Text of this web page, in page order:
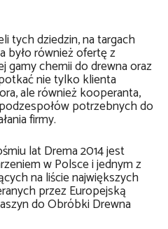
tych dziedzin, na targach
było również ofertę z
gamy chemii do drewna oraz
nie tylko klienta
ale również kooperanta,
potrzebnych do
firmy.
lat Drema 2014 jest
w Polsce i jednym z
na liście największych
przez Europejską
do Obróbki Drewna